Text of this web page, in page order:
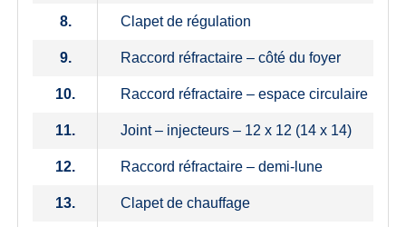
8. Clapet de régulation
9. Raccord réfractaire – côté du foyer
10. Raccord réfractaire – espace circulaire
11. Joint – injecteurs – 12 x 12 (14 x 14)
12. Raccord réfractaire – demi-lune
13. Clapet de chauffage